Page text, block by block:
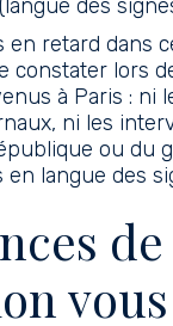
des
en retard dans
constater lors
à Paris : ni
ni les
ou du
en langue des
de
vous